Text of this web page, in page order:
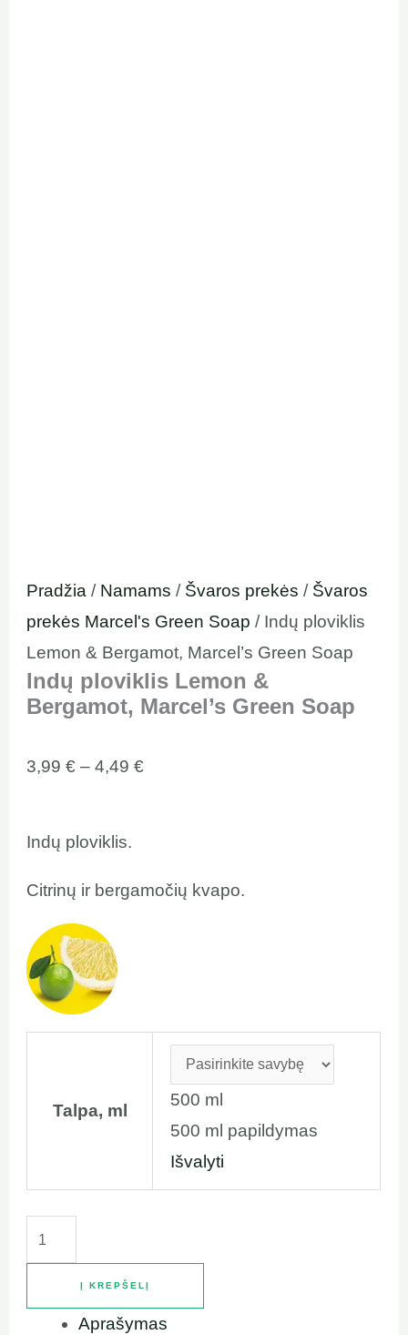
Pradžia / Namams / Švaros prekės / Švaros
prekės Marcel's Green Soap / Indų ploviklis
Lemon & Bergamot, Marcel’s Green Soap
Indų ploviklis Lemon &
Bergamot, Marcel’s Green Soap
3,99€ – 4,49€
Indų ploviklis.
Citrinų ir bergamočių kvapo.
Talpa, ml
500 ml
500 ml papildymas
Išvalyti
Į KREPŠELĮ
Aprašymas